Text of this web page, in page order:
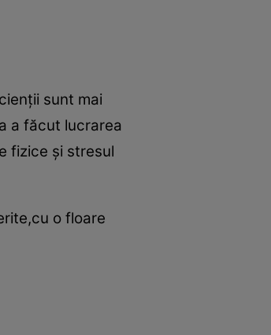
sunt mai
a făcut lucrarea
fizice şi stresul
o floare